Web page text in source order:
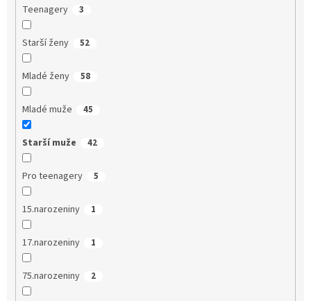
Teenagery 3
Starší ženy 52
Mladé ženy 58
Mladé muže 45
Starší muže 42
Pro teenagery 5
15.narozeniny 1
17.narozeniny 1
75.narozeniny 2